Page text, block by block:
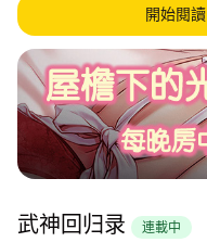
開始閱讀
武神回归录 連載中